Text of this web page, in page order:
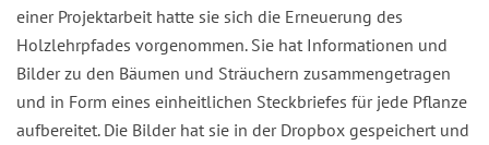
einer Projektarbeit hatte sie sich die Erneuerung des
Holzlehrpfades vorgenommen. Sie hat Informationen und
Bilder zu den Bäumen und Sträuchern zusammengetragen
und in Form eines einheitlichen Steckbriefes für jede Pflanze
aufbereitet. Die Bilder hat sie in der Dropbox gespeichert und